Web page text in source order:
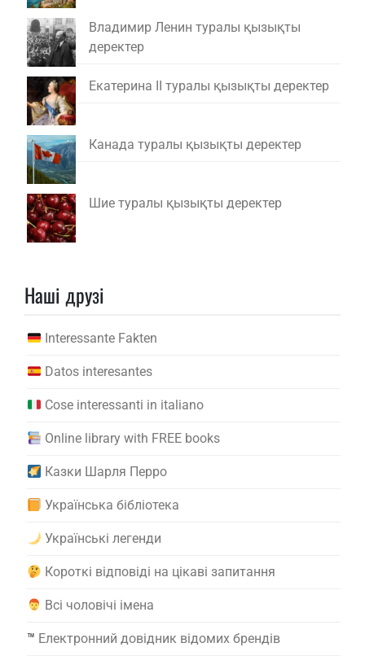
Владимир Ленин туралы қызықты
деректер
Екатерина II туралы қызықты деректер
Канада туралы қызықты деректер
Шие туралы қызықты деректер
Наші друзі
Interessante Fakten
Datos interesantes
Cose interessanti in italiano
Online library with FREE books
Казки Шарля Перро
Українська бібліотека
Українські легенди
Короткі відповіді на цікаві запитання
Всі чоловічі імена
™️ Електронний довідник відомих брендів